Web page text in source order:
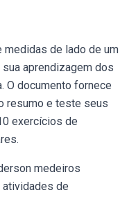
de lado de um
aprendizagem dos
O documento fornece
resumo e teste seus
exercícios de
medeiros
atividades de